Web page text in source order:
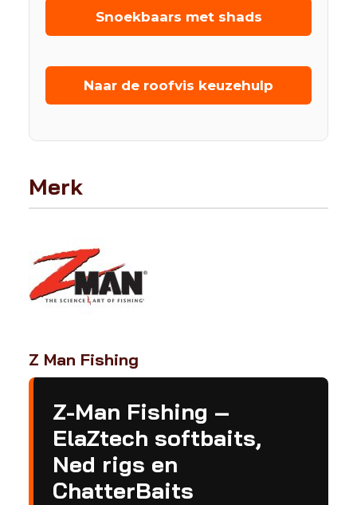
Snoekbaars met shads
Naar de roofvis keuzehulp
Merk
Z Man Fishing
Z-Man Fishing –
ElaZtech softbaits,
Ned rigs en
ChatterBaits